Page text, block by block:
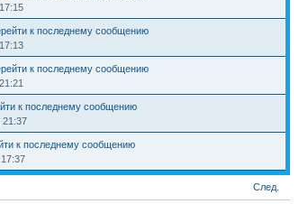
21:37
След.